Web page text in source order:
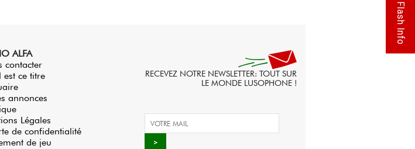
ALFA
contacter
est ce titre
annonces
Légales
de confidentialité
de jeu
RECEVEZ NOTRE NEWSLETTER: TOUT SUR
LE MONDE LUSOPHONE !
Flash Info